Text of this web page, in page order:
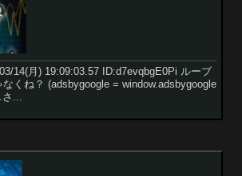
14(月) 19:09:03.57 ID:d7evqbgE0Pi ルーブ
くね？ (adsbygoogle = window.adsbygoogle
...